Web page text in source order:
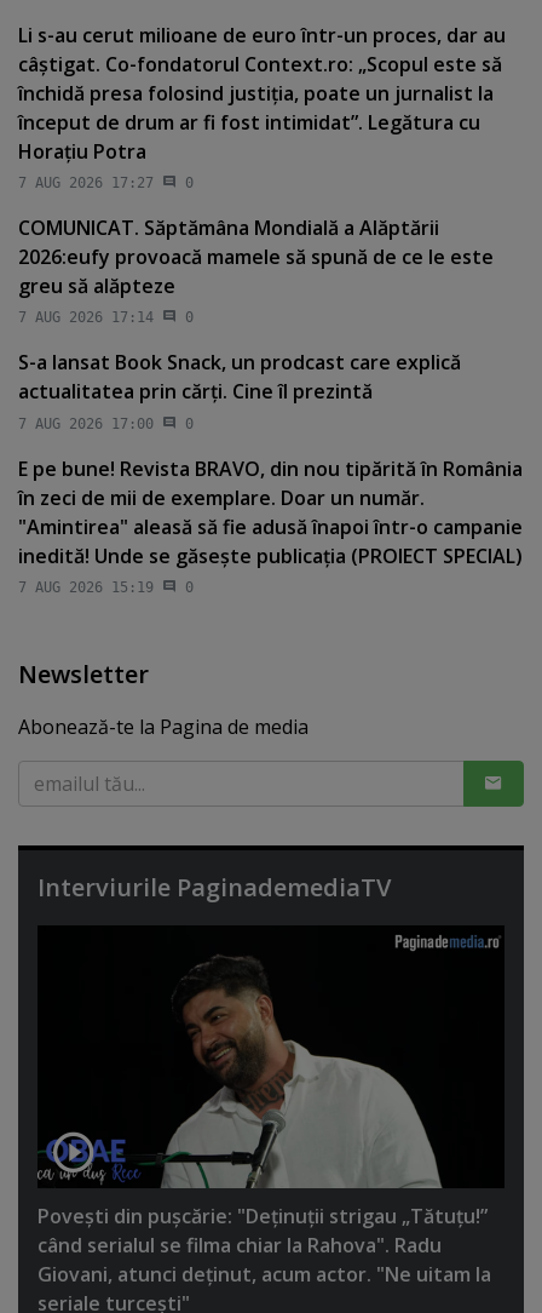
Li s-au cerut milioane de euro într-un proces, dar au
câştigat. Co-fondatorul Context.ro: „Scopul este să
închidă presa folosind justiţia, poate un jurnalist la
început de drum ar fi fost intimidat”. Legătura cu
Horaţiu Potra
7 AUG 2026 17:27 0
COMUNICAT. Săptămâna Mondială a Alăptării
2026:eufy provoacă mamele să spună de ce le este
greu să alăpteze
7 AUG 2026 17:14 0
S-a lansat Book Snack, un prodcast care explică
actualitatea prin cărţi. Cine îl prezintă
7 AUG 2026 17:00 0
E pe bune! Revista BRAVO, din nou tipărită în România
în zeci de mii de exemplare. Doar un număr.
"Amintirea" aleasă să fie adusă înapoi într-o campanie
inedită! Unde se găseşte publicaţia (PROIECT SPECIAL)
7 AUG 2026 15:19 0
Newsletter
Abonează-te la Pagina de media
Interviurile PaginademediaTV
Poveşti din puşcărie: "Deţinuţii strigau „Tătuţu!”
când serialul se filma chiar la Rahova". Radu
Giovani, atunci deţinut, acum actor. "Ne uitam la
seriale turceşti"